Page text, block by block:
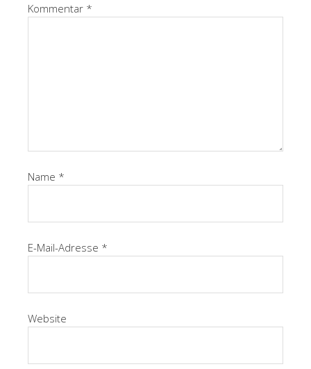
Kommentar *
Name *
E-Mail-Adresse *
Website